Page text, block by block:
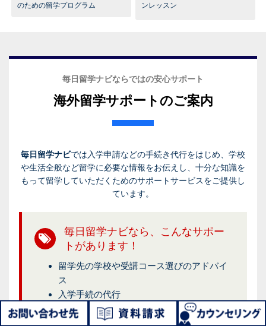
のための留学プログラム
ンレッスン
毎日留学ナビならではの安心サポート
海外留学サポートのご案内
毎日留学ナビでは入学申請などの手続き代行をはじめ、学校
や生活全般など留学に必要な情報をお伝えし、十分な知識を
もって留学していただくためのサポートサービスをご提供し
ています。
毎日留学ナビなら、こんなサポー
トがあります！
留学先の学校や受講コース選びのアドバイ
ス
入学手続の代行
渡航手続やビザ取得のサポート
滞在先手配